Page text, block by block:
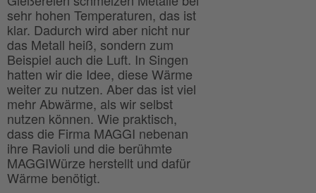
sehr hohen Temperaturen, das ist
klar. Dadurch wird aber nicht nur
das Metall heiß, sondern zum
Beispiel auch die Luft. In Singen
hatten wir die Idee, diese Wärme
weiter zu nutzen. Aber das ist viel
mehr Abwärme, als wir selbst
nutzen können. Wie praktisch,
dass die Firma MAGGI nebenan
ihre Ravioli und die berühmte
MAGGIWürze herstellt und dafür
Wärme benötigt.